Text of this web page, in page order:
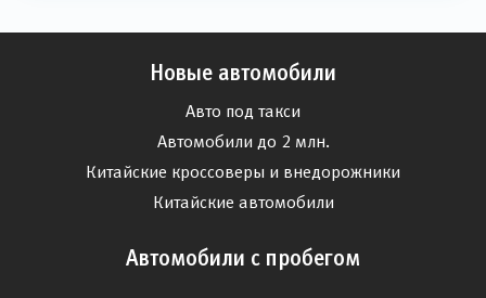
Новые автомобили
Авто под такси
Автомобили до 2 млн.
Китайские кроссоверы и внедорожники
Китайские автомобили
Автомобили с пробегом